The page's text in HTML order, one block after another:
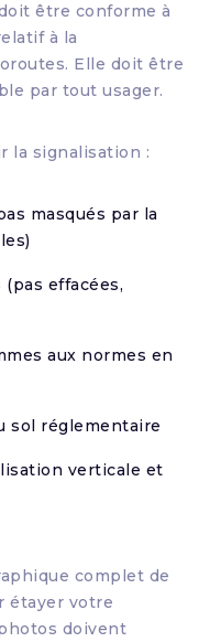
être conforme à
à la
Elle doit être
par tout usager.
la signalisation :
masqués par la
effacées,
aux normes en
sol réglementaire
verticale et
complet de
étayer votre
doivent